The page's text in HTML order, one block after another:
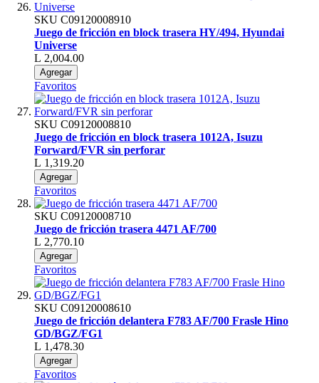
SKU C09120008910
Juego de fricción en block trasera HY/494, Hyundai
Universe
L 2,004.00
Agregar
Favoritos
SKU C09120008810
Juego de fricción en block trasera 1012A, Isuzu
Forward/FVR sin perforar
L 1,319.20
Agregar
Favoritos
SKU C09120008710
Juego de fricción trasera 4471 AF/700
L 2,770.10
Agregar
Favoritos
SKU C09120008610
Juego de fricción delantera F783 AF/700 Frasle Hino
GD/BGZ/FG1
L 1,478.30
Agregar
Favoritos